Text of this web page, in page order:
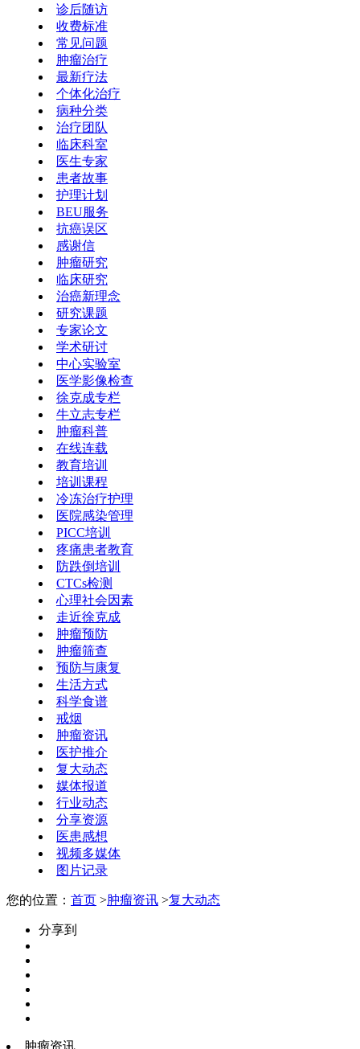
诊后随访
收费标准
常见问题
肿瘤治疗
最新疗法
个体化治疗
病种分类
治疗团队
临床科室
医生专家
患者故事
护理计划
BEU服务
抗癌误区
感谢信
肿瘤研究
临床研究
治癌新理念
研究课题
专家论文
学术研讨
中心实验室
医学影像检查
徐克成专栏
牛立志专栏
肿瘤科普
在线连载
教育培训
培训课程
冷冻治疗护理
医院感染管理
PICC培训
疼痛患者教育
防跌倒培训
CTCs检测
心理社会因素
走近徐克成
肿瘤预防
肿瘤筛查
预防与康复
生活方式
科学食谱
戒烟
肿瘤资讯
医护推介
复大动态
媒体报道
行业动态
分享资源
医患感想
视频多媒体
图片记录
您的位置： 首页 >肿瘤资讯 >复大动态
分享到
肿瘤资讯